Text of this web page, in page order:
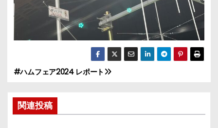
投
稿
ナ
#ハムフェア2024 レポート
関連投稿